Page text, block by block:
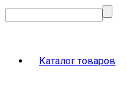
Каталог товаров